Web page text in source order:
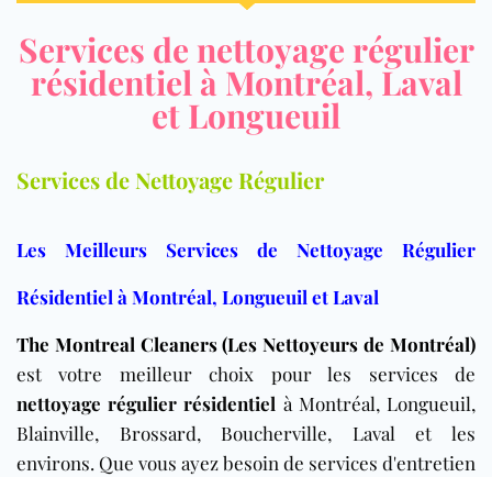
Services de nettoyage régulier
résidentiel à Montréal, Laval
et Longueuil
Services de Nettoyage Régulier
Les Meilleurs Services de Nettoyage Régulier
Résidentiel à Montréal, Longueuil et Laval
The Montreal Cleaners (Les Nettoyeurs de Montréal)
est votre meilleur choix pour les services de
nettoyage régulier résidentiel à Montréal, Longueuil,
Blainville, Brossard, Boucherville, Laval et les
environs. Que vous ayez besoin de services d'entretien